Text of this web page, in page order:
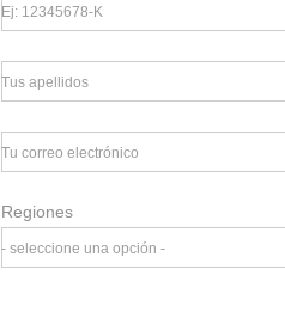
Ej: 12345678-K
Tus apellidos
Tu correo electrónico
Regiones
- seleccione una opción -